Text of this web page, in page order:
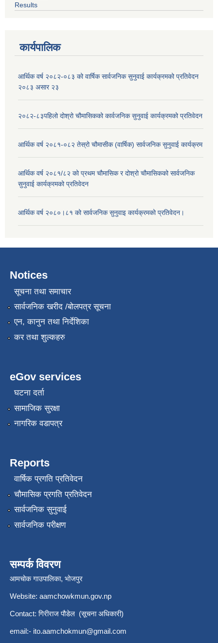
Results
कार्यपालिक
आर्थिक वर्ष २०८२-०८३ को वार्षिक सार्वजनिक सुनुवाई कार्यक्रमको प्रतिवेदन
२०८३ असार २३
२०८२-८३पहिलो दोश्रो चौमासिकको कार्वजनिक सुनुवाई कार्यक्रमको प्रतिवेदन
आर्थिक वर्ष २०८१-०८२ तेस्रो चौमासीक (वार्षिक) सार्वजनिक सुनुवाई कार्यक्रम
आर्थिक वर्ष २०८१/८२ को प्रथम चौमासिक र दोश्रो चौमासिकको सार्वजनिक
सुनुवाई कार्यक्रमको प्रतिवेदन
आर्थिक वर्ष २०८०।८१ को सार्वजनिक सुनुवाइ कार्यक्रमको प्रतिवेदन।
Notices
सूचना तथा समाचार
सार्वजनिक खरीद /बोलपत्र सूचना
एन, कानुन तथा निर्देशिका
कर तथा शुल्कहरु
eGov services
घटना दर्ता
सामाजिक सुरक्षा
नागरिक वडापत्र
Reports
वार्षिक प्रगति प्रतिवेदन
चौमासिक प्रगति प्रतिवेदन
सार्वजनिक सुनुवाई
सार्वजनिक परीक्षण
सम्पर्क विवरण
आमचोक गाउपालिका, भोजपुर
Website: aamchowkmun.gov.np
Contact: गिरीराज पौडेल (सूचना अधिकारी)
email:- ito.aamchokmun@gmail.com